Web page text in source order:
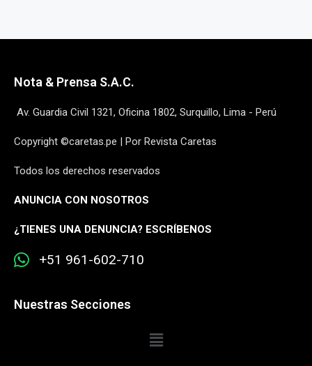
Nota & Prensa S.A.C.
Av. Guardia Civil 1321, Oficina 1802, Surquillo, Lima - Perú
Copyright ©caretas.pe | Por Revista Caretas
Todos los derechos reservados
ANUNCIA CON NOSOTROS
¿TIENES UNA DENUNCIA? ESCRÍBENOS
+51 961-602-710
Nuestras Secciones